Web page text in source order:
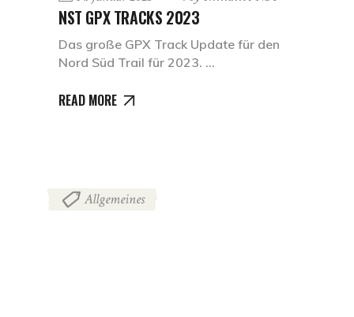
NST GPX TRACKS 2023
Das große GPX Track Update für den
Nord Süd Trail für 2023.
READ MORE
Allgemeines